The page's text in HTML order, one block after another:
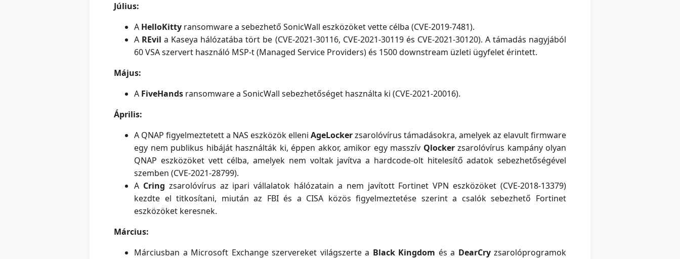
Július:
A HelloKitty ransomware a sebezhető SonicWall eszközöket vette célba (CVE-2019-7481).
A REvil a Kaseya hálózatába tört be (CVE-2021-30116, CVE-2021-30119 és CVE-2021-30120). A támadás nagyjából
60 VSA szervert használó MSP-t (Managed Service Providers) és 1500 downstream üzleti ügyfelet érintett.
Május:
A FiveHands ransomware a SonicWall sebezhetőséget használta ki (CVE-2021-20016).
Április:
A QNAP figyelmeztetett a NAS eszközök elleni AgeLockerzsarolóvírus támadásokra, amelyek az elavult firmware
egy nem publikus hibáját használták ki, éppen akkor, amikor egy masszív Qlockerzsarolóvírus kampány olyan
QNAP eszközöket vett célba, amelyek nem voltak javítva a hardcode-olt hitelesítő adatok sebezhetőségével
szemben (CVE-2021-28799).
A Cring zsarolóvírus az ipari vállalatok hálózatain a nem javított Fortinet VPN eszközöket (CVE-2018-13379)
kezdte el titkosítani, miután az FBI és a CISA közös figyelmeztetése szerint a csalók sebezhető Fortinet
eszközöket keresnek.
Március:
Márciusban a Microsoft Exchange szervereket világszerte a Black Kingdom és a DearCryzsarolóprogramok